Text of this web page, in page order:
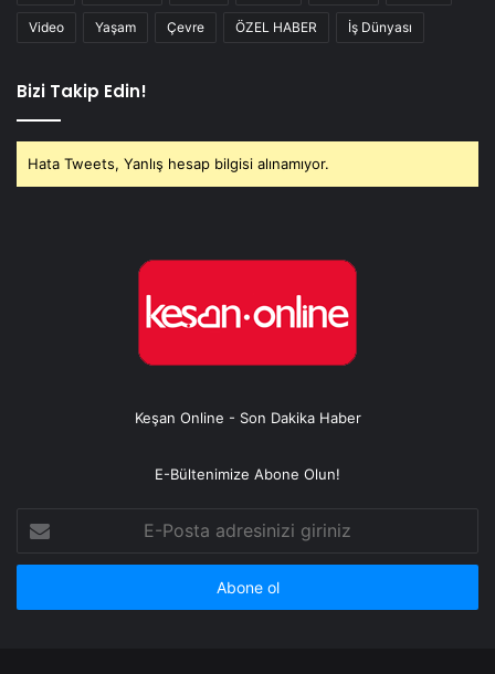
Video Yaşam Çevre ÖZEL HABER İş Dünyası
Bizi Takip Edin!
Hata Tweets, Yanlış hesap bilgisi alınamıyor.
Keşan Online - Son Dakika Haber
E-Bültenimize Abone Olun!
Posta
adresinizi